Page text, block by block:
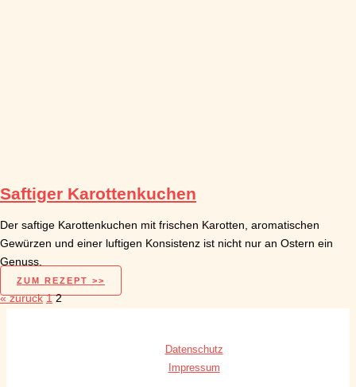
Saftiger Karottenkuchen
Der saftige Karottenkuchen mit frischen Karotten, aromatischen
Gewürzen und einer luftigen Konsistenz ist nicht nur an Ostern ein
Genuss.
ZUM REZEPT >>
« zurück 1 2
Datenschutz
Impressum